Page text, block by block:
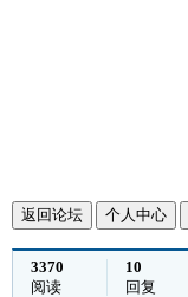
返回论坛 个人中心
3370
阅读
10
回复